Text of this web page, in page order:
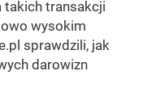
takich transakcji
wysokim
sprawdzili, jak
darowizn